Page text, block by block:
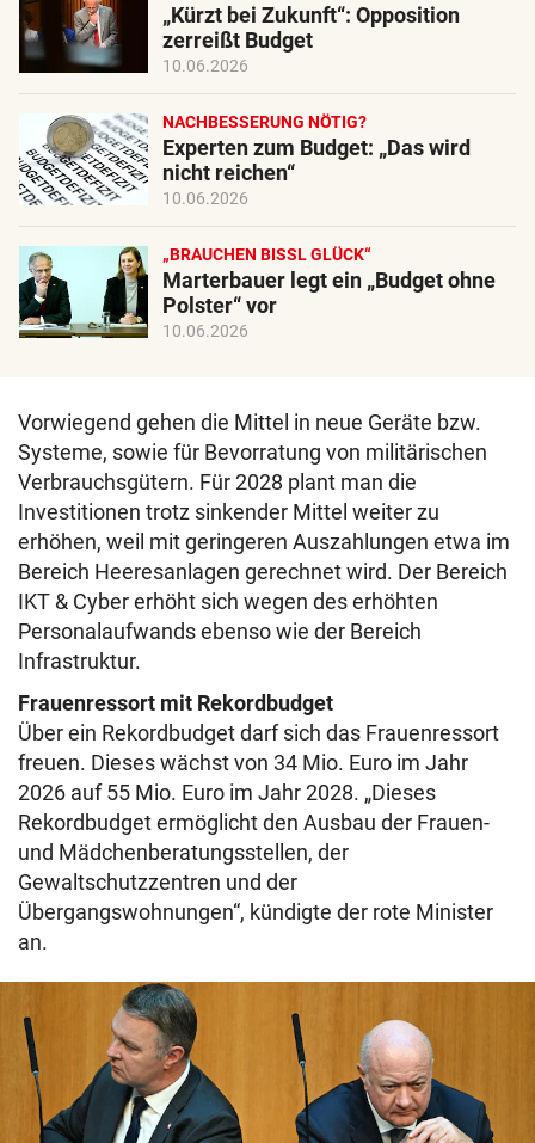
„Kürzt bei Zukunft“: Opposition
zerreißt Budget
10.06.2026
NACHBESSERUNG NÖTIG?
Experten zum Budget: „Das wird
nicht reichen“
10.06.2026
„BRAUCHEN BISSL GLÜCK“
Marterbauer legt ein „Budget ohne
Polster“ vor
10.06.2026
Vorwiegend gehen die Mittel in neue Geräte bzw.
Systeme, sowie für Bevorratung von militärischen
Verbrauchsgütern. Für 2028 plant man die
Investitionen trotz sinkender Mittel weiter zu
erhöhen, weil mit geringeren Auszahlungen etwa im
Bereich Heeresanlagen gerechnet wird. Der Bereich
IKT & Cyber erhöht sich wegen des erhöhten
Personalaufwands ebenso wie der Bereich
Infrastruktur.
Frauenressort mit Rekordbudget
Über ein Rekordbudget darf sich das Frauenressort
freuen. Dieses wächst von 34 Mio. Euro im Jahr
2026 auf 55 Mio. Euro im Jahr 2028. „Dieses
Rekordbudget ermöglicht den Ausbau der Frauen-
und Mädchenberatungsstellen, der
Gewaltschutzzentren und der
Übergangswohnungen“, kündigte der rote Minister
an.